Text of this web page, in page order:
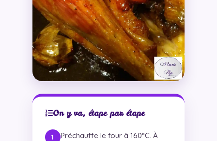
On y va, étape par étape
Préchauffe le four à 160°C. À